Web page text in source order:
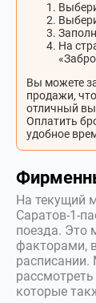
На
Вы можете
продажи,
отличный
Оплатить
удобное
На текущий
Саратов-1-
поезда. Это
факторами,
которые